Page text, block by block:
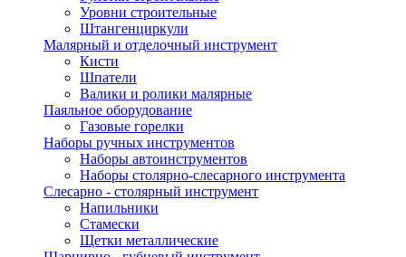
Уровни строительные
Штангенциркули
Малярный и отделочный инструмент
Кисти
Шпатели
Валики и ролики малярные
Паяльное оборудование
Газовые горелки
Наборы ручных инструментов
Наборы автоинструментов
Наборы столярно-слесарного инструмента
Слесарно - столярный инструмент
Напильники
Стамески
Щетки металлические